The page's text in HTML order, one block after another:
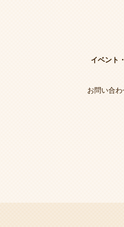
イベント
お問い合わ